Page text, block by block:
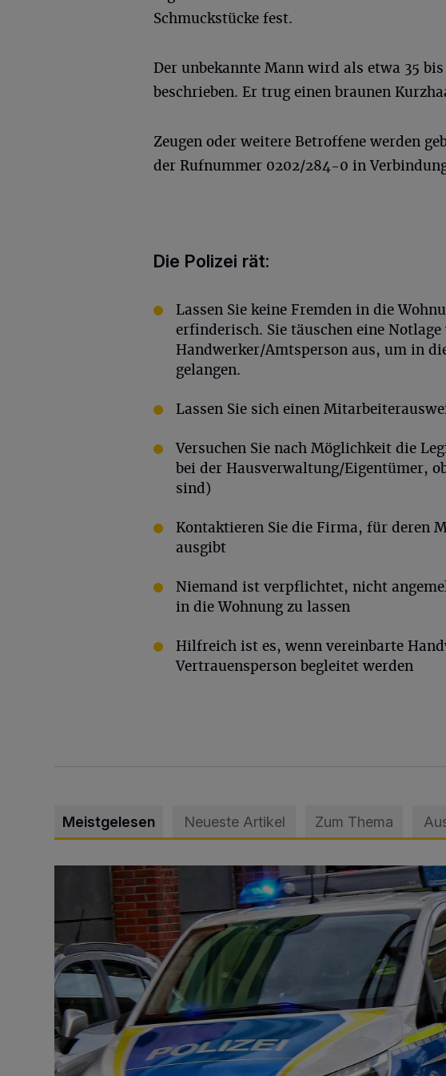
Schmuckstücke fest.
Der unbekannte Mann wird als etwa 35
beschrieben. Er trug einen braunen
Zeugen oder weitere Betroffene werden
der Rufnummer 0202/284-0 in
Die Polizei rät:
Lassen Sie keine Fremden in die
erfinderisch. Sie täuschen eine
Handwerker/Amtsperson aus, um in
gelangen.
Lassen Sie sich einen
Versuchen Sie nach Möglichkeit die
bei der Hausverwaltung/Eigentümer,
sind)
Kontaktieren Sie die Firma, für deren
ausgibt
Niemand ist verpflichtet, nicht
in die Wohnung zu lassen
Hilfreich ist es, wenn vereinbarte
Vertrauensperson begleitet werden
Meistgelesen Neueste Artikel Zum Thema
Mann beschädigt Autos in Parkhaus